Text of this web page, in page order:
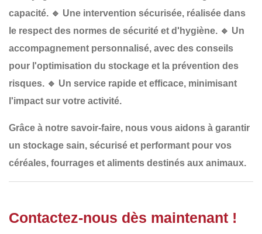
capacité. 🔹 Une intervention sécurisée, réalisée dans
le respect des normes de sécurité et d'hygiène. 🔹 Un
accompagnement personnalisé, avec des conseils
pour l'optimisation du stockage et la prévention des
risques. 🔹 Un service rapide et efficace, minimisant
l'impact sur votre activité.
Grâce à notre savoir-faire, nous vous aidons à garantir
un stockage sain, sécurisé et performant pour vos
céréales, fourrages et aliments destinés aux animaux.
Contactez-nous dès maintenant !